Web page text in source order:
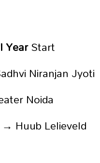
YearStart
Niranjan Jyoti
Noida
Huub Lelieveld